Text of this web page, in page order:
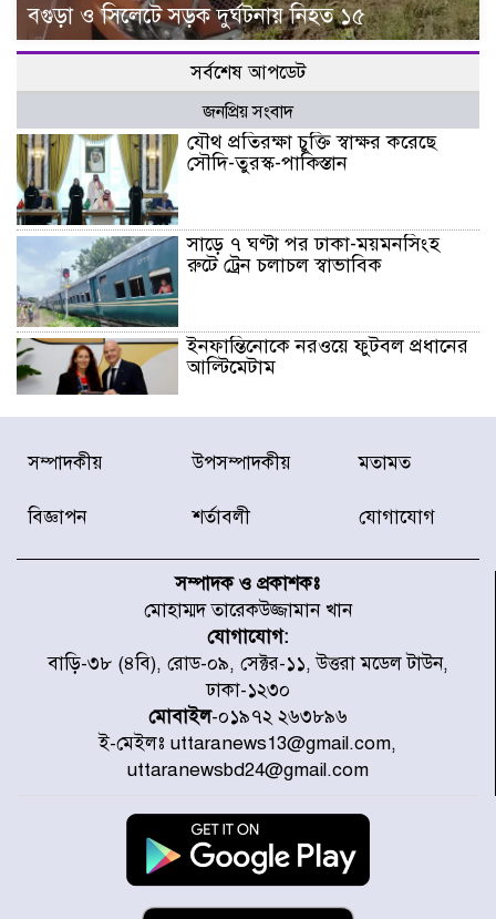
বগুড়া ও সিলেটে সড়ক দুর্ঘটনায় নিহত ১৫
সর্বশেষ আপডেট
জনপ্রিয় সংবাদ
যৌথ প্রতিরক্ষা চুক্তি স্বাক্ষর করেছে
সৌদি-তুরস্ক-পাকিস্তান
সাড়ে ৭ ঘণ্টা পর ঢাকা-ময়মনসিংহ
রুটে ট্রেন চলাচল স্বাভাবিক
ইনফান্তিনোকে নরওয়ে ফুটবল প্রধানের
আল্টিমেটাম
দেশে ভারি বৃষ্টির সতর্কবার্তা, ১০
জেলায় বন্যার পূর্বাভাস
স্থাপনের উদ্যোগ চান মিয়া ব্যাপারীর
৭ জেলায় ঝোড়ো হাওয়াসহ বজ্রবৃষ্টির
শঙ্কা
বগুড়া ও সিলেটে সড়ক দুর্ঘটনায় নিহত
১৫
জুলাইয়ে দেশজুড়ে ৪৫৮টি সড়ক
দুর্ঘটনায় ৪১৬ জন নিহত হয়েছেন
সম্পাদকীয় উপসম্পাদকীয় মতামত
বিজ্ঞাপন শর্তাবলী যোগাযোগ
সম্পাদক ও প্রকাশকঃ
মোহাম্মদ তারেকউজ্জামান খান
যোগাযোগ:
বাড়ি-৩৮ (৪বি), রোড-০৯, সেক্টর-১১, উত্তরা মডেল টাউন,
ঢাকা-১২৩০
মোবাইল-০১৯৭২ ২৬৩৮৯৬
ই-মেইলঃ uttaranews13@gmail.com,
uttaranewsbd24@gmail.com